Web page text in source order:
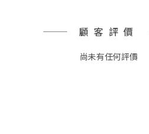
顧客評價
尚未有任何評價